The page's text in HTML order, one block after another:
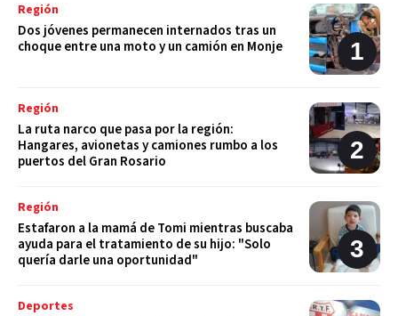
Región
Dos jóvenes permanecen internados tras un
choque entre una moto y un camión en Monje
Región
La ruta narco que pasa por la región:
Hangares, avionetas y camiones rumbo a los
puertos del Gran Rosario
Región
Estafaron a la mamá de Tomi mientras buscaba
ayuda para el tratamiento de su hijo: "Solo
quería darle una oportunidad"
Deportes